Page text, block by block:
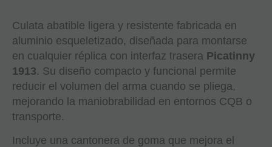
Culata abatible ligera y resistente fabricada en
aluminio esqueletizado, diseñada para montarse
en cualquier réplica con interfaz trasera Picatinny
1913. Su diseño compacto y funcional permite
reducir el volumen del arma cuando se pliega,
mejorando la maniobrabilidad en entornos CQB o
transporte.
Incluye una cantonera de goma que mejora el